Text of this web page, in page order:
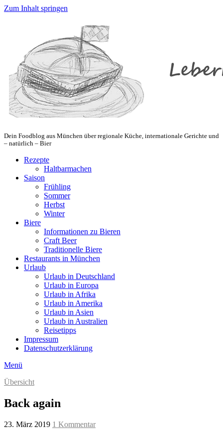
Zum Inhalt springen
Dein Foodblog aus München über regionale Küche, internationale Gerichte und
– natürlich – Bier
Rezepte
Haltbarmachen
Saison
Frühling
Sommer
Herbst
Winter
Biere
Informationen zu Bieren
Craft Beer
Traditionelle Biere
Restaurants in München
Urlaub
Urlaub in Deutschland
Urlaub in Europa
Urlaub in Afrika
Urlaub in Amerika
Urlaub in Asien
Urlaub in Australien
Reisetipps
Impressum
Datenschutzerklärung
Menü
Übersicht
Back again
23. März 2019 1 Kommentar